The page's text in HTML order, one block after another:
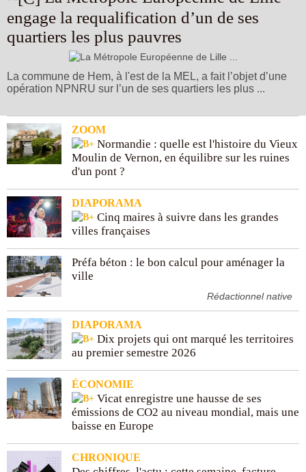
Current Time0:00
/
Loaded:0%
Stream Type
Seek to live, currently behind liveLIVE
Remaining Time
-0:00
Chapters
Chapters
Descriptions
descriptions off, selected
Subtitles
subtitles settings, opens subtitles settings
dialog
subtitles off
, selected
Audio Track
Picture-in-Picture
Beginning of dialog window. Escape will cancel and
close the window.
Color Opacity
Text Background
Color Opacity
Caption Area Background
Color Opacity
Font Size
engage la requalification d’un de ses
quartiers les plus pauvres
La commune de Hem, à l'est de la MEL, a fait l’objet d’une
opération NPNRU sur l’un de ses quartiers les plus ...
ZOOM
Normandie : quelle est l'histoire du Vieux
Moulin de Vernon, en équilibre sur les ruines
d'un pont ?
DIAPORAMA
Cinq maires à suivre dans les grandes
villes françaises
Préfa béton : le bon calcul pour aménager la
ville
Rédactionnel native
DIAPORAMA
Dix projets qui ont marqué les territoires
au premier semestre 2026
ÉCONOMIE
Vicat enregistre une hausse de ses
émissions de CO2 au niveau mondial, mais une
baisse en Europe
CHRONIQUE